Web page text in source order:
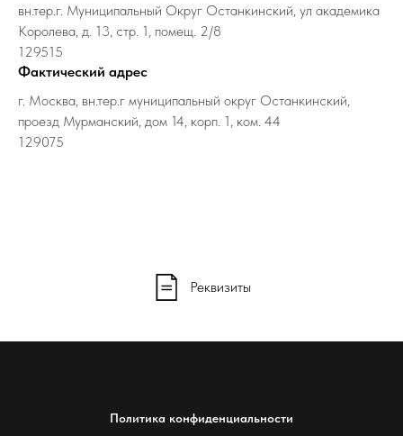
вн.тер.г. Муниципальный Округ Останкинский, ул академика
Королева, д. 13, стр. 1, помещ. 2/8
129515
Фактический адрес
г. Москва, вн.тер.г муниципальный округ Останкинский,
проезд Мурманский, дом 14, корп. 1, ком. 44
129075
Реквизиты
Политика конфиденциальности